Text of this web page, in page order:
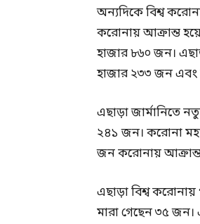
অন্যদিকে বিশ্ব
করোনায় আক্রান্ত
হাজার ৮৬০ জন।
হাজার ২৩৩ জন এবং
এছাড়া জার্মানিতে
২৪১ জন। করোনা
জন করোনায়
এছাড়া বিশ্ব
মারা গেছেন ৩৫